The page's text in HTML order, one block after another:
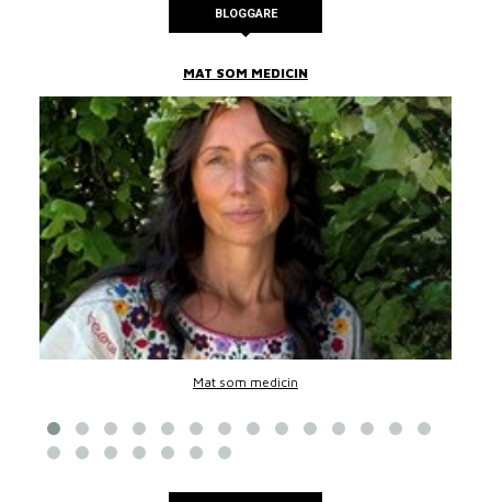
BLOGGARE
MAT SOM MEDICIN
Mat som medicin